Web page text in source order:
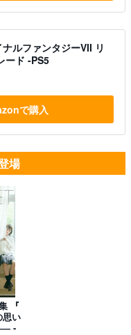
ナルファンタジーVII リ
ード -PS5
で購入
場
『
思い
-